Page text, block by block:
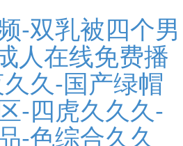
-双乳被四个男
人在线免费播
久-国产绿帽
-四虎久久久-
-色综合久久